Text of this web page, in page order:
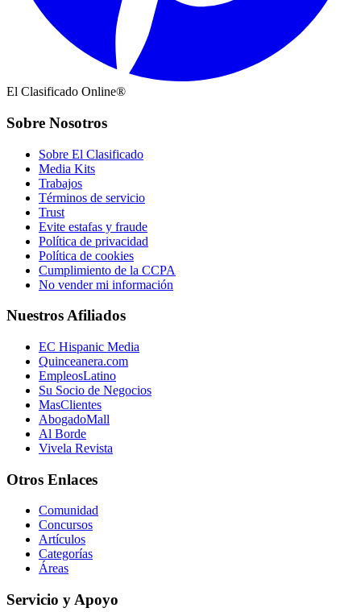
El Clasificado Online®
Sobre Nosotros
Sobre El Clasificado
Media Kits
Trabajos
Términos de servicio
Trust
Evite estafas y fraude
Política de privacidad
Política de cookies
Cumplimiento de la CCPA
No vender mi información
Nuestros Afiliados
EC Hispanic Media
Quinceanera.com
EmpleosLatino
Su Socio de Negocios
MasClientes
AbogadoMall
Al Borde
Vivela Revista
Otros Enlaces
Comunidad
Concursos
Artículos
Categorías
Áreas
Servicio y Apoyo